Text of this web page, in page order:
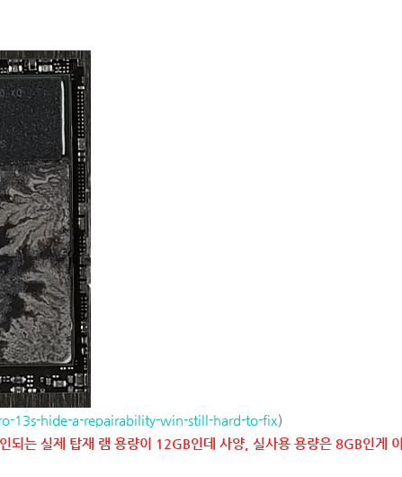
hide-a-repairability-win-still-hard-to-fix)
되는 실제 탑재 램 용량이 12GB인데 사양, 실사용 용량은 8GB인게 이